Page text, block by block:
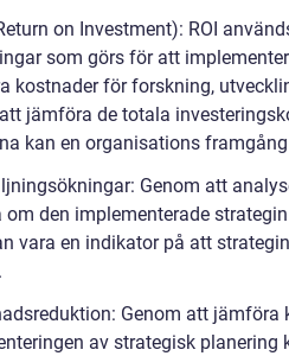
on Investment): ROI
som görs för att
kostnader för forskning,
jämföra de totala
kan en organisations
Genom att
om den implementerade
vara en indikator på att
Genom att
av strategisk planering